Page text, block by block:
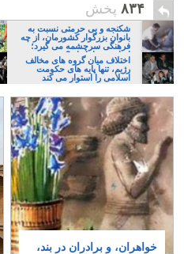
۸۳۴ پخش
شکنجه و بی حرمتی نسبت به
بانوان بزرگوار کشورمان، از چه
فرهنگی سرچشمه می گیرد؛
ایرانی، و یا تازیان؟
اختلاف میان گروه های مخالف
رژیم، تنها پایه های حکومت
اسلامی را استوار می کند
خواهران، و برادران در بند،